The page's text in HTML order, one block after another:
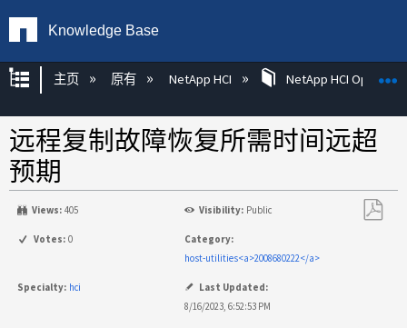
Knowledge Base
扩展/隐缩全局层次
主页 原有 NetApp HCI NetApp HCI
远程复制故障恢复所需时间远超
预期
Views: 405 Visibility: Public
Votes: 0
Category:
host-utilities<a>2008680222</a>
Specialty: hci
Last Updated:
8/16/2023, 6:52:53 PM